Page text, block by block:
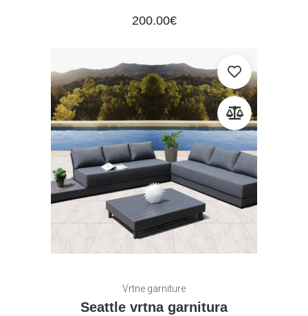
200.00€
Vrtne garniture
Seattle vrtna garnitura